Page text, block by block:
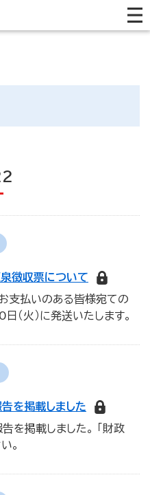
徴収票について
支払いのある皆様宛ての
（火）に発送いたします。
を掲載しました
掲載しました。 「財政
。